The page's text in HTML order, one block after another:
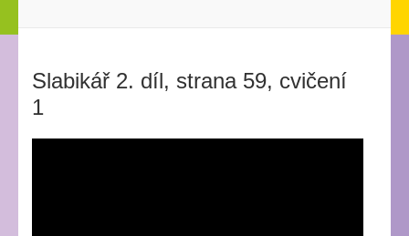
Slabikář 2. díl, strana 59, cvičení
1